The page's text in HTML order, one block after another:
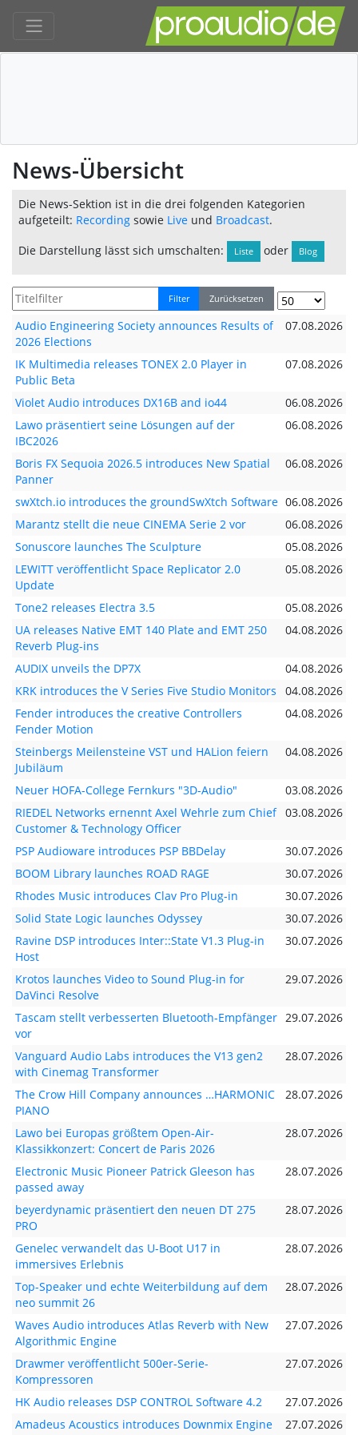
News-Übersicht
Die News-Sektion ist in die drei folgenden Kategorien
aufgeteilt: Recording sowie Live und Broadcast.
Die Darstellung lässt sich umschalten:
Liste oder Blog
Filter Zurücksetzen
Audio Engineering Society announces Results of
2026 Elections
07.08.2026
IK Multimedia releases TONEX 2.0 Player in
Public Beta
07.08.2026
Violet Audio introduces DX16B and io44
06.08.2026
Lawo präsentiert seine Lösungen auf der
IBC2026
06.08.2026
Boris FX Sequoia 2026.5 introduces New Spatial
Panner
06.08.2026
swXtch.io introduces the groundSwXtch Software 06.08.2026
Marantz stellt die neue CINEMA Serie 2 vor
06.08.2026
Sonuscore launches The Sculpture
05.08.2026
LEWITT veröffentlicht Space Replicator 2.0
Update
05.08.2026
Tone2 releases Electra 3.5
05.08.2026
UA releases Native EMT 140 Plate and EMT 250
Reverb Plug-ins
04.08.2026
AUDIX unveils the DP7X
04.08.2026
KRK introduces the V Series Five Studio Monitors
04.08.2026
Fender introduces the creative Controllers
Fender Motion
04.08.2026
Steinbergs Meilensteine VST und HALion feiern
Jubiläum
04.08.2026
Neuer HOFA-College Fernkurs "3D-Audio"
03.08.2026
RIEDEL Networks ernennt Axel Wehrle zum Chief
Customer & Technology Officer
03.08.2026
PSP Audioware introduces PSP BBDelay
30.07.2026
BOOM Library launches ROAD RAGE
30.07.2026
Rhodes Music introduces Clav Pro Plug-in
30.07.2026
Solid State Logic launches Odyssey
30.07.2026
Ravine DSP introduces Inter::State V1.3 Plug-in
Host
30.07.2026
Krotos launches Video to Sound Plug-in for
DaVinci Resolve
29.07.2026
Tascam stellt verbesserten Bluetooth-Empfänger
vor
29.07.2026
Vanguard Audio Labs introduces the V13 gen2
with Cinemag Transformer
28.07.2026
The Crow Hill Company announces …HARMONIC
PIANO
28.07.2026
Lawo bei Europas größtem Open-Air-
Klassikkonzert: Concert de Paris 2026
28.07.2026
Electronic Music Pioneer Patrick Gleeson has
passed away
28.07.2026
beyerdynamic präsentiert den neuen DT 275
PRO
28.07.2026
Genelec verwandelt das U-Boot U17 in
immersives Erlebnis
28.07.2026
Top-Speaker und echte Weiterbildung auf dem
neo summit 26
28.07.2026
Waves Audio introduces Atlas Reverb with New
Algorithmic Engine
27.07.2026
Drawmer veröffentlicht 500er-Serie-
Kompressoren
27.07.2026
HK Audio releases DSP CONTROL Software 4.2
27.07.2026
Amadeus Acoustics introduces Downmix Engine
27.07.2026